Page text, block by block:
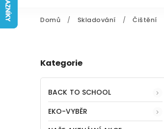
Domů / Skladování / Čištění
Kategorie
BACK TO SCHOOL
EKO-VYBĚR